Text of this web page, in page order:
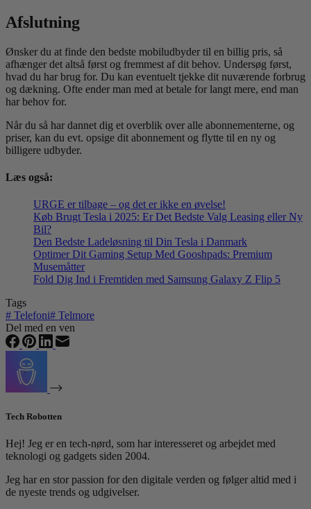
Afslutning
Ønsker du at finde den bedste mobiludbyder til en billig pris, så
afhænger det altså først og fremmest af dit behov. Undersøg først,
hvad du har brug for. Du kan eventuelt tjekke dit nuværende forbrug
og dækning. Ofte ender man med at betale for langt mere, end man
har behov for.
Når du så har dannet dig et overblik over alle abonnementerne, og
priser, kan du evt. opsige dit abonnement og flytte til en ny og
billigere udbyder.
Læs også:
URGE er tilbage – og det er ikke en øvelse!
Køb Brugt Tesla i 2025: Er Det Bedste Valg Leasing eller Ny
Bil?
Den Bedste Ladeløsning til Din Tesla i Danmark
Optimer Dit Gaming Setup Med Gooshpads: Premium
Musemåtter
Fold Dig Ind i Fremtiden med Samsung Galaxy Z Flip 5
Tags
# Telefoni# Telmore
Del med en ven
Tech Robotten
Hej! Jeg er en tech-nørd, som har interesseret og arbejdet med
teknologi og gadgets siden 2004.
Jeg har en stor passion for den digitale verden og følger altid med i
de nyeste trends og udgivelser.